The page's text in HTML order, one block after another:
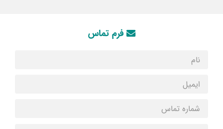
فرم تماس